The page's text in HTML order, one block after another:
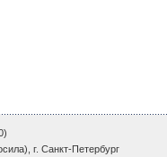
г. Санкт-Петербург